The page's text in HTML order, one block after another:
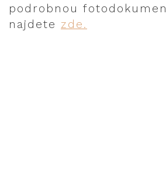
podrobnou
najdete zde.